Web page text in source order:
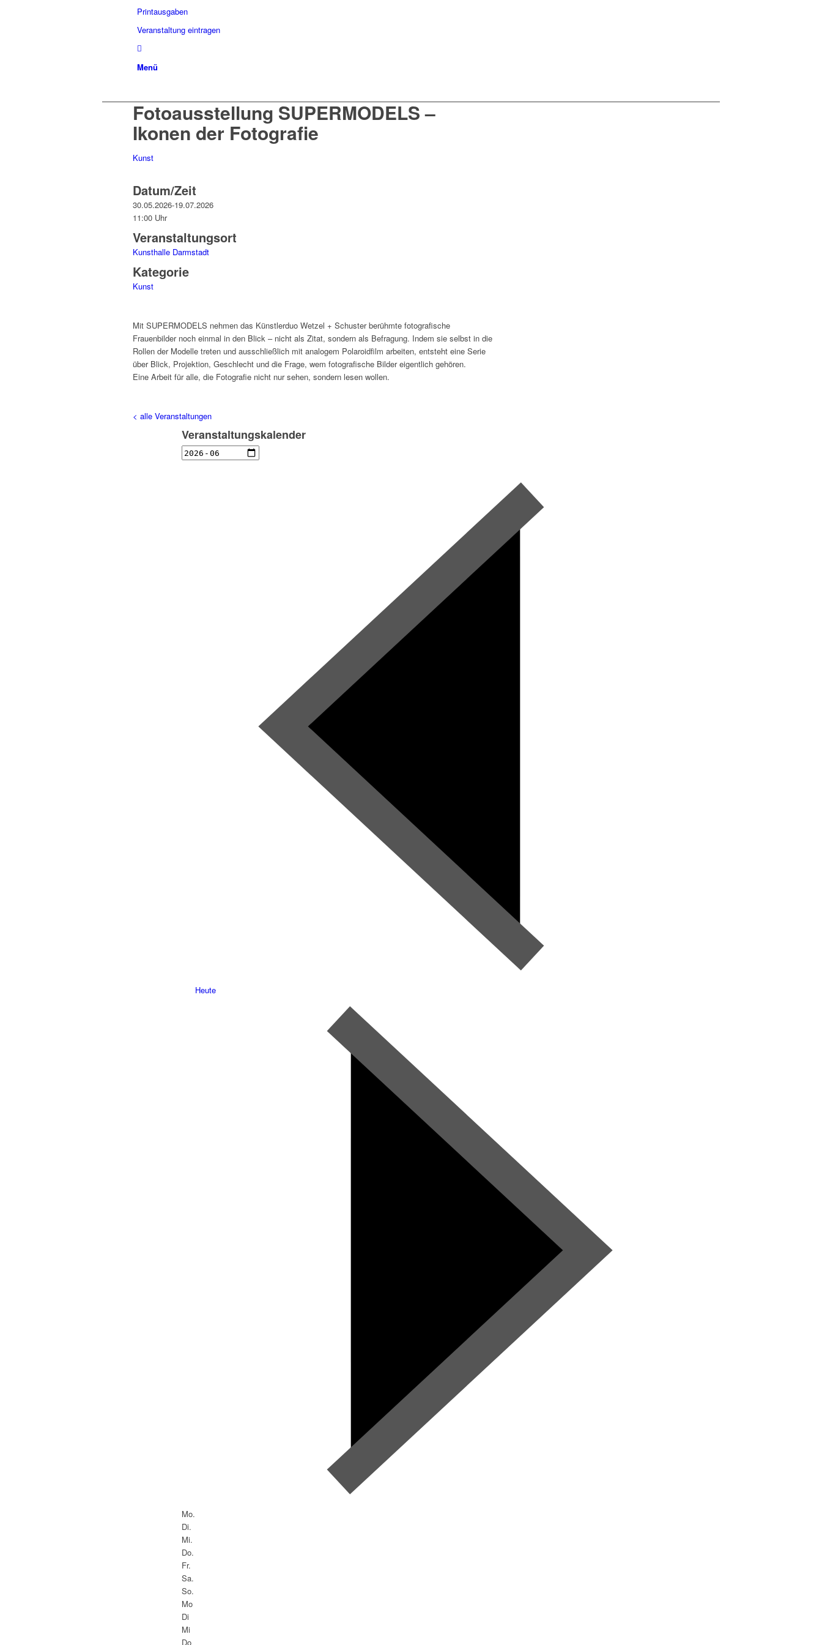
Printausgaben
Veranstaltung eintragen
Menü
Fotoausstellung SUPERMODELS –
Ikonen der Fotografie
Kunst
Datum/Zeit
30.05.2026-19.07.2026
11:00 Uhr
Veranstaltungsort
Kunsthalle Darmstadt
Kategorie
Kunst
Mit SUPERMODELS nehmen das Künstlerduo Wetzel + Schuster berühmte fotografische
Frauenbilder noch einmal in den Blick – nicht als Zitat, sondern als Befragung. Indem sie selbst in die
Rollen der Modelle treten und ausschließlich mit analogem Polaroidfilm arbeiten, entsteht eine Serie
über Blick, Projektion, Geschlecht und die Frage, wem fotografische Bilder eigentlich gehören.
Eine Arbeit für alle, die Fotografie nicht nur sehen, sondern lesen wollen.
< alle Veranstaltungen
Veranstaltungskalender
Heute
Mo.
Di.
Mi.
Do.
Fr.
Sa.
So.
Mo
Di
Mi
Do